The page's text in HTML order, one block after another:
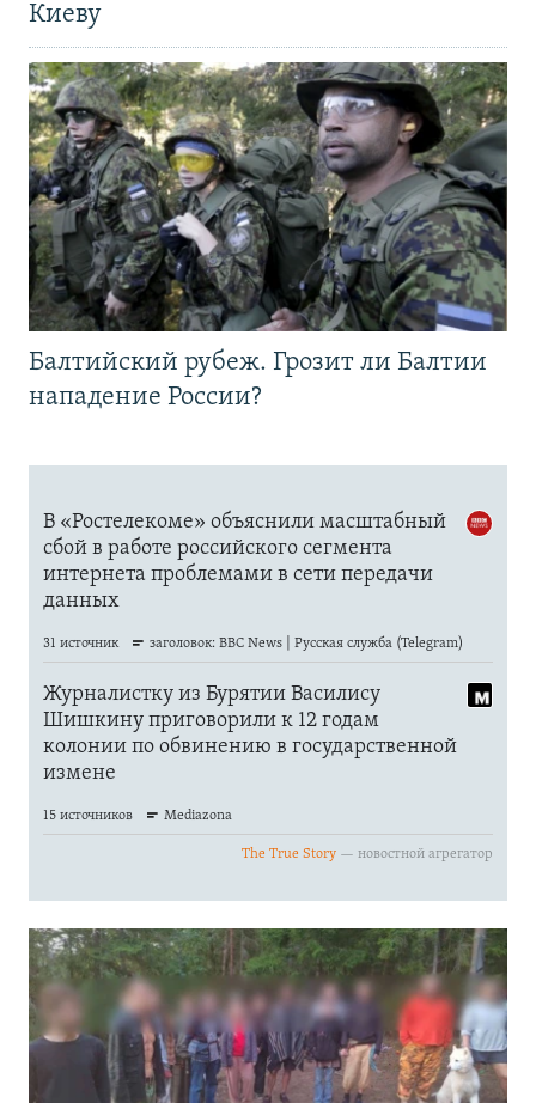
Киеву
Балтийский рубеж. Грозит ли Балтии
нападение России?